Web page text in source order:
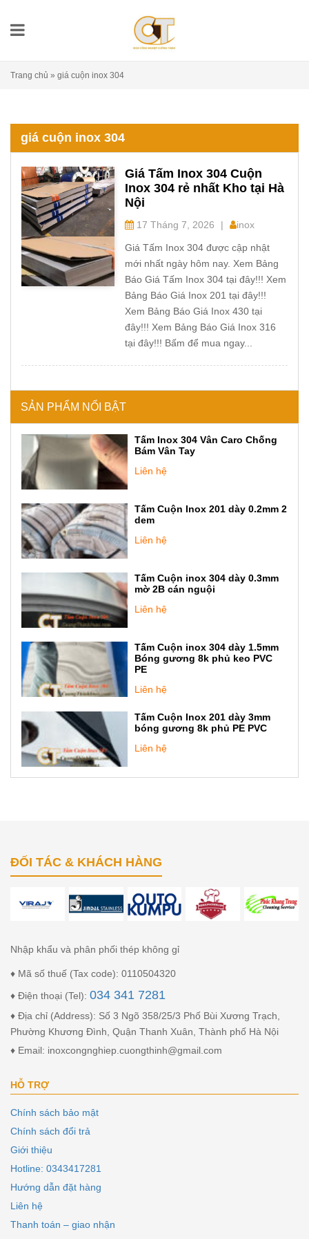
Trang chủ » giá cuộn inox 304
giá cuộn inox 304
Giá Tấm Inox 304 Cuộn
Inox 304 rẻ nhất Kho tại Hà
Nội
17 Tháng 7, 2026 | inox
Giá Tấm Inox 304 được cập nhật
mới nhất ngày hôm nay. Xem Bảng
Báo Giá Tấm Inox 304 tại đây!!! Xem
Bảng Báo Giá Inox 201 tại đây!!!
Xem Bảng Báo Giá Inox 430 tại
đây!!! Xem Bảng Báo Giá Inox 316
tại đây!!! Bấm để mua ngay...
SẢN PHẨM NỔI BẬT
Tấm Inox 304 Vân Caro Chống
Bám Vân Tay
Liên hệ
Tấm Cuộn Inox 201 dày 0.2mm 2
dem
Liên hệ
Tấm Cuộn inox 304 dày 0.3mm
mờ 2B cán nguội
Liên hệ
Tấm Cuộn inox 304 dày 1.5mm
Bóng gương 8k phủ keo PVC
PE
Liên hệ
Tấm Cuộn Inox 201 dày 3mm
bóng gương 8k phủ PE PVC
Liên hệ
ĐỐI TÁC & KHÁCH HÀNG
Nhập khẩu và phân phối thép không gỉ
♦ Mã số thuế (Tax code): 0110504320
♦ Điện thoại (Tel): 034 341 7281
♦ Địa chỉ (Address): Số 3 Ngõ 358/25/3 Phố Bùi Xương Trạch,
Phường Khương Đình, Quận Thanh Xuân, Thành phố Hà Nội
♦ Email: inoxcongnghiep.cuongthinh@gmail.com
HỖ TRỢ
Chính sách bảo mật
Chính sách đổi trả
Giới thiệu
Hotline: 0343417281
Hướng dẫn đặt hàng
Liên hệ
Thanh toán – giao nhận